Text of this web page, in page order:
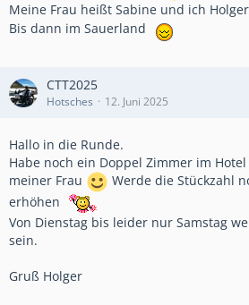
Meine Frau heißt Sabine und ich Holger
Bis dann im Sauerland
CTT2025
Hotsches 12. Juni 2025
Hallo in die Runde.
Habe noch ein Doppel Zimmer im
meiner Frau
Werde die Stückzahl
erhöhen
Von Dienstag bis leider nur Samstag
sein.
Gruß Holger